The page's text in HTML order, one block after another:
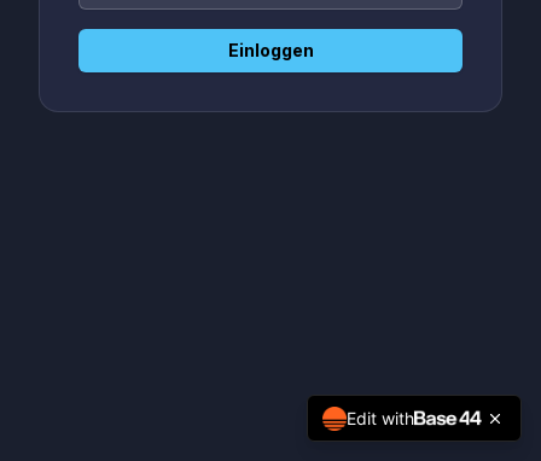
Einloggen
Edit with